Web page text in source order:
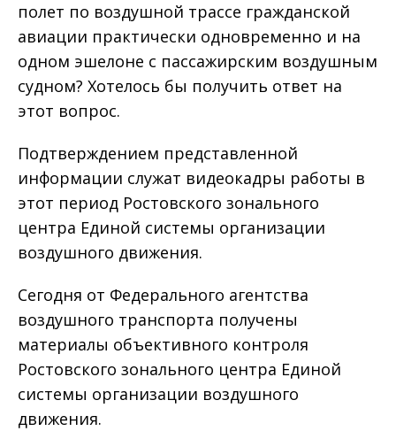
полет по воздушной трассе гражданской
авиации практически одновременно и на
одном эшелоне с пассажирским воздушным
судном? Хотелось бы получить ответ на
этот вопрос.
Подтверждением представленной
информации служат видеокадры работы в
этот период Ростовского зонального
центра Единой системы организации
воздушного движения.
Сегодня от Федерального агентства
воздушного транспорта получены
материалы объективного контроля
Ростовского зонального центра Единой
системы организации воздушного
движения.